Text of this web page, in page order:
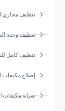
تنظيف مجاري التكييف
تنظيف وحدة التكييف
تنظيف كامل للملف
إصلاح مكيفات الهواء
صيانة مكيفات الهواء